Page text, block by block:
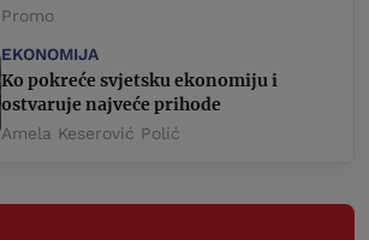
Promo
EKONOMIJA
Ko pokreće svjetsku ekonomiju i
ostvaruje najveće prihode
Amela Keserović Polić